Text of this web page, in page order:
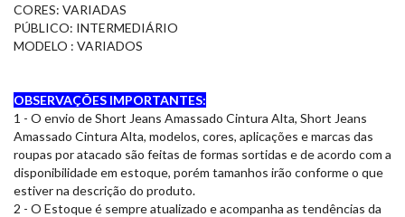
CORES: VARIADAS
PÚBLICO: INTERMEDIÁRIO
MODELO : VARIADOS
OBSERVAÇÕES IMPORTANTES:
1 - O envio de Short Jeans Amassado Cintura Alta, Short Jeans
Amassado Cintura Alta, modelos, cores, aplicações e marcas das
roupas por atacado são feitas de formas sortidas e de acordo com a
disponibilidade em estoque, porém tamanhos irão conforme o que
estiver na descrição do produto.
2 - O Estoque é sempre atualizado e acompanha as tendências da